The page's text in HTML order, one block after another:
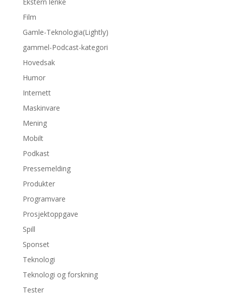
Film
Gamle-Teknologia(Lightly)
gammel-Podcast-kategori
Hovedsak
Humor
Internett
Maskinvare
Mening
Mobilt
Podkast
Pressemelding
Produkter
Programvare
Prosjektoppgave
Spill
Sponset
Teknologi
Teknologi og forskning
Tester